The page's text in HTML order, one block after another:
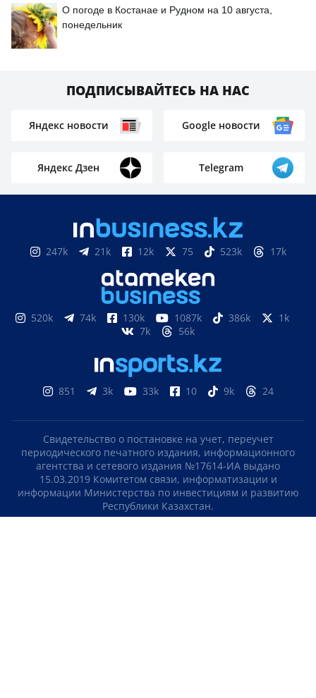
О погоде в Костанае и Рудном на 10 августа,
понедельник
ПОДПИСЫВАЙТЕСЬ НА НАС
Яндекс новости Google новости
Яндекс Дзен Telegram
247k 21k 12k 75 523k 17k
520k 74k 130k 1087k 386k
1k
7k
56k
851 3k 33k 10 9k 24
Свидетельство о постановке на учет, переучет
периодического печатного издания, информационного
агентства и сетевого издания №17614-ИА выдано
15.03.2019 Комитетом связи, информатизации и
информации Министерства по инвестициям и развитию
Республики Казахстан.